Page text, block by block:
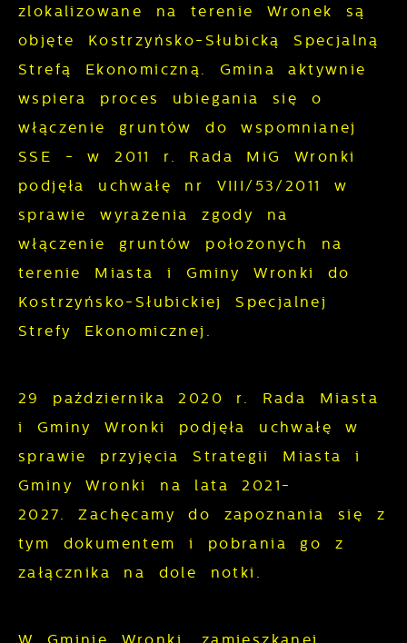
zlokalizowane na terenie Wronek są
objęte Kostrzyńsko-Słubicką Specjalną
Strefą Ekonomiczną. Gmina aktywnie
wspiera proces ubiegania się o
włączenie gruntów do wspomnianej
SSE - w 2011 r. Rada MiG Wronki
podjęła uchwałę nr VIII/53/2011 w
sprawie wyrażenia zgody na
włączenie gruntów położonych na
terenie Miasta i Gminy Wronki do
Kostrzyńsko-Słubickiej Specjalnej
Strefy Ekonomicznej.
29 października 2020 r. Rada Miasta
i Gminy Wronki podjęła uchwałę w
sprawie przyjęcia Strategii Miasta i
Gminy Wronki na lata 2021-
2027.Zachęcamy do zapoznania się z
tym dokumentem i pobrania go z
załącznika na dole notki.
miejsca oraz częstotliwości, z jaką
odwiedzane są nasze serwisy www. Dane
pozwalają nam na ocenę naszych
serwisów internetowych pod względem ich
popularności wśród użytkowników.
w formie zanonimizowanej. Wyrażenie
zgody na analityczne pliki cookies
gwarantuje dostępność wszystkich
funkcjonalności.
Reklamowe
Dzięki reklamowym plikom cookies
prezentujemy Ci najciekawsze informacje i
aktualności na stronach naszych
partnerów.
podstawie analizy Twoich upodobań oraz
Twoich zwyczajów dotyczących
przeglądanej witryny internetowej. Treści
promocyjne mogą pojawić się na stronach
dostawców usług. Firmy te działają w
charakterze pośredników prezentujących
nasze treści w postaci wiadomości, ofert,
komunikatów mediów społecznościowych.
Więcej